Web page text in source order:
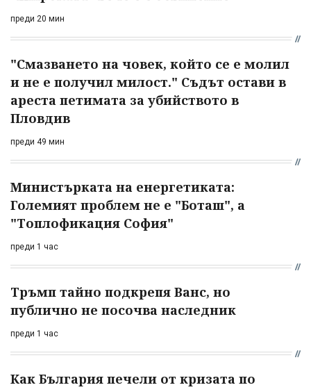
преди 20 мин
"Смазването на човек, който се е молил
и не е получил милост." Съдът остави в
ареста петимата за убийството в
Пловдив
преди 49 мин
Министърката на енергетиката:
Големият проблем не е "Боташ", а
"Топлофикация София"
преди 1 час
Тръмп тайно подкрепя Ванс, но
публично не посочва наследник
преди 1 час
Как България печели от кризата по